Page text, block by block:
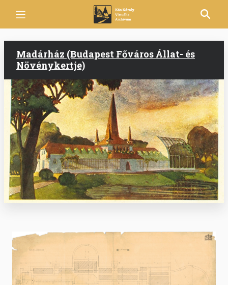
Madárház (Budapest Főváros Állat- és
Növénykertje)